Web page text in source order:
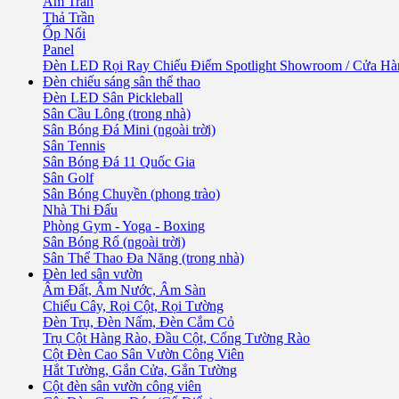
Thả Trần
Ốp Nổi
Panel
Đèn LED Rọi Ray Chiếu Điểm Spotlight Showroom / Cửa
Đèn chiếu sáng sân thể thao
Đèn LED Sân Pickleball
Sân Cầu Lông (trong nhà)
Sân Bóng Đá Mini (ngoài trời)
Sân Tennis
Sân Bóng Đá 11 Quốc Gia
Sân Golf
Sân Bóng Chuyền (phong trào)
Nhà Thi Đấu
Phòng Gym - Yoga - Boxing
Sân Bóng Rổ (ngoài trời)
Sân Thể Thao Đa Năng (trong nhà)
Đèn led sân vườn
Âm Đất, Âm Nước, Âm Sàn
Chiếu Cây, Rọi Cột, Rọi Tường
Đèn Trụ, Đèn Nấm, Đèn Cắm Cỏ
Trụ Cột Hàng Rào, Đầu Cột, Cổng Tường Rào
Cột Đèn Cao Sân Vườn Công Viên
Hắt Tường, Gắn Cửa, Gắn Tường
Cột đèn sân vườn công viên